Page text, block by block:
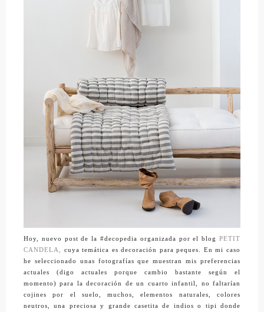
Hoy, nuevo post de la #decopedia organizada por el blog PETIT
CANDELA,
cuya temática es decoración para peques. En mi caso
he seleccionado unas fotografías que muestran mis preferencias
actuales (digo actuales porque cambio bastante según el
momento) para la decoración de un cuarto infantil, no faltarían
cojines por el suelo, muchos, elementos naturales, colores
neutros, una preciosa y grande casetita de indios o tipi donde